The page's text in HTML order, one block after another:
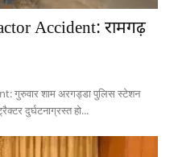
Accident: रामगढ़
गुरुवार शाम अरगड्डा पुलिस स्टेशन
दुर्घटनाग्रस्त हो...